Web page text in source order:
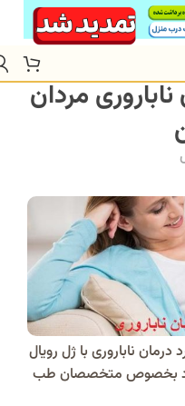
مردان
ناباروری با ژل رویال
بخصوص متخصصان طب